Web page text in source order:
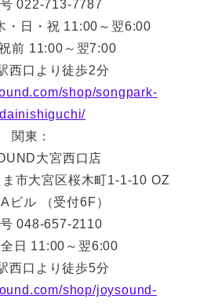
022-713-7787
・日・祝 11:00～翌6:00
前 11:00～翌7:00
西口より徒歩2分
shop/songpark-
関東：
大宮西口店
市大宮区桜木町1-1-10 OZ
ビル （受付6F）
048-657-2110
日 11:00～翌6:00
西口より徒歩5分
shop/joysound-